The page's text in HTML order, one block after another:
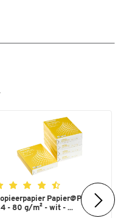
Papier@Print -
- 80 g/m² - wit - ...